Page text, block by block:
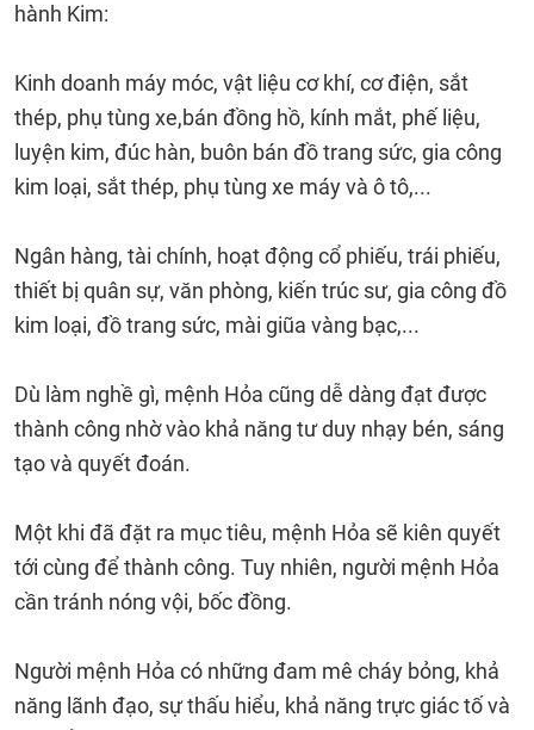
hành Kim:
Kinh doanh máy móc, vật liệu cơ khí, cơ điện, sắt
thép, phụ tùng xe,bán đồng hồ, kính mắt, phế liệu,
luyện kim, đúc hàn, buôn bán đồ trang sức, gia công
kim loại, sắt thép, phụ tùng xe máy và ô tô,...
Ngân hàng, tài chính, hoạt động cổ phiếu, trái phiếu,
thiết bị quân sự, văn phòng, kiến trúc sư, gia công đồ
kim loại, đồ trang sức, mài giũa vàng bạc,...
Dù làm nghề gì, mệnh Hỏa cũng dễ dàng đạt được
thành công nhờ vào khả năng tư duy nhạy bén, sáng
tạo và quyết đoán.
Một khi đã đặt ra mục tiêu, mệnh Hỏa sẽ kiên quyết
tới cùng để thành công. Tuy nhiên, người mệnh Hỏa
cần tránh nóng vội, bốc đồng.
Người mệnh Hỏa có những đam mê cháy bỏng, khả
năng lãnh đạo, sự thấu hiểu, khả năng trực giác tố và